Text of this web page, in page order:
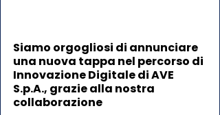
Siamo orgogliosi di annunciare
una nuova tappa nel percorso di
Innovazione Digitale di AVE
S.p.A., grazie alla nostra
collaborazione